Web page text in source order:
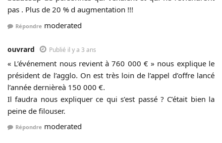
pas . Plus de 20 % d augmentation !!!
Répondre moderated
ouvrard Publié il y a 3 ans
« L’événement nous revient à 760 000 € » nous explique le
président de l’agglo. On est très loin de l’appel d’offre lancé
l’année dernièreà 150 000 €.
Il faudra nous expliquer ce qui s’est passé ? C’était bien la
peine de filouser.
Répondre moderated